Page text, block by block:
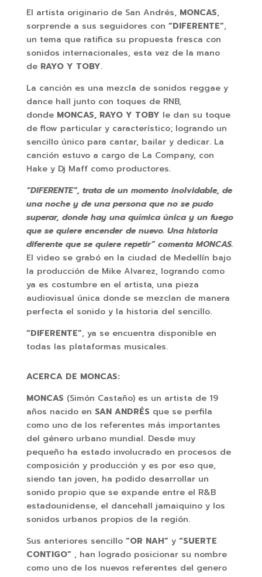
El artista originario de San Andrés, MONCAS,
sorprende a sus seguidores con “DIFERENTE”,
un tema que ratifica su propuesta fresca con
sonidos internacionales, esta vez de la mano
de RAYO Y TOBY.
La canción es una mezcla de sonidos reggae y
dance hall junto con toques de RNB,
donde MONCAS, RAYO Y TOBY le dan su toque
de flow particular y característico; logrando un
sencillo único para cantar, bailar y dedicar. La
canción estuvo a cargo de La Company, con
Hake y Dj Maff como productores.
“DIFERENTE”, trata de un momento inolvidable, de
una noche y de una persona que no se pudo
superar, donde hay una química única y un fuego
que se quiere encender de nuevo. Una historia
diferente que se quiere repetir” comenta MONCAS.
El video se grabó en la ciudad de Medellín bajo
la producción de Mike Alvarez, logrando como
ya es costumbre en el artista, una pieza
audiovisual única donde se mezclan de manera
perfecta el sonido y la historia del sencillo.
“DIFERENTE”, ya se encuentra disponible en
todas las plataformas musicales.
ACERCA DE MONCAS:
MONCAS (Simón Castaño) es un artista de 19
años nacido en SAN ANDRÉS que se perfila
como uno de los referentes más importantes
del género urbano mundial. Desde muy
pequeño ha estado involucrado en procesos de
composición y producción y es por eso que,
siendo tan joven, ha podido desarrollar un
sonido propio que se expande entre el R&B
estadounidense, el dancehall jamaiquino y los
sonidos urbanos propios de la región.
Sus anteriores sencillo “OR NAH” y “SUERTE
CONTIGO”, han logrado posicionar su nombre
como uno de los nuevos referentes del genero